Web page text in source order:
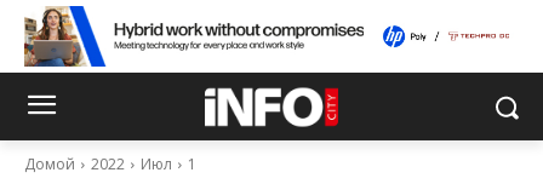
Домой 2022 Июл 1